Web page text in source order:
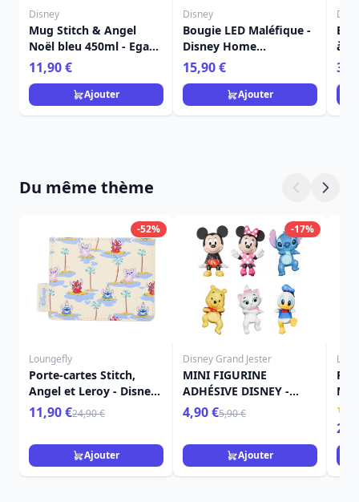
Disney
Mug Stitch & Angel
Noël bleu 450ml - Egan
Disney Home
11,90 €
Ajouter
Disney
Bougie LED Maléfique -
Disney Home
Frangrance Collection
15,90 €
Ajouter
à
Du même thème
-52%
Loungefly
Porte-cartes Stitch,
Angel et Leroy - Disney
Loungefly Lilo & Stitch
11,90 €24,90 €
Ajouter
-17%
Disney Grand Jester
MINI FIGURINE
ADHÉSIVE DISNEY -
GRAND JESTER
4,90 €5,90 €
Ajouter
-